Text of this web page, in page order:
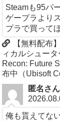
Steamも95パ
ゲープラより
プラで買って
【無料配布
ィカルシュー
Recon: Future
布中（Ubisoft
匿名さん
俺も貰えてな